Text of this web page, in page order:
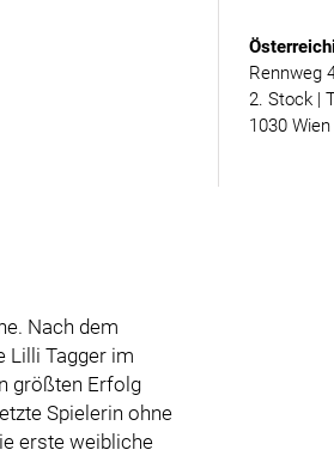
Nach dem
Lilli Tagger im
größten Erfolg
Spielerin ohne
erste weibliche
Rennweg
2. Stock |
1030 Wien